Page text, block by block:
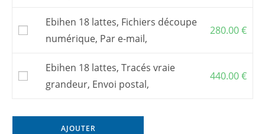
Ebihen 18 lattes, Fichiers découpe
numérique, Par e-mail,
280.00€
Ebihen 18 lattes, Tracés vraie
grandeur, Envoi postal,
440.00€
AJOUTER